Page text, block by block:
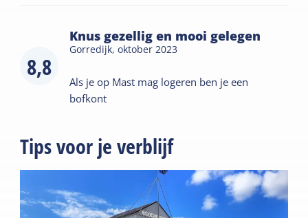
8,8
Knus gezellig en mooi gelegen
Gorredijk,oktober 2023
Als je op Mast mag logeren ben je een
bofkont
Tips voor je verblijf